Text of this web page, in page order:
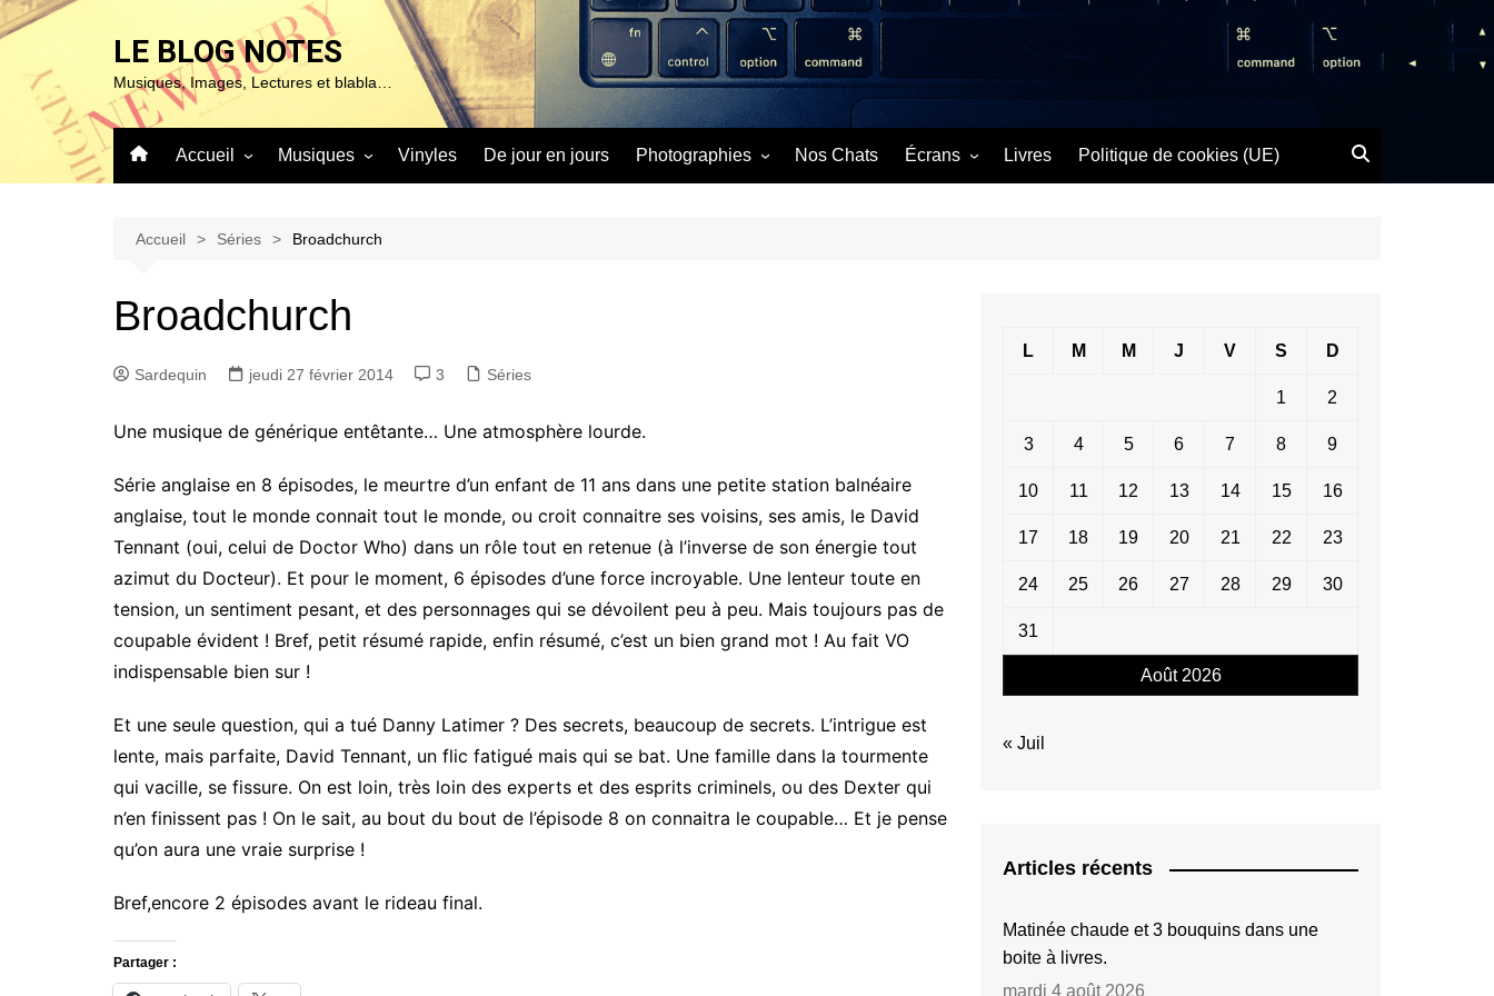
Aller
au
contenu
LE BLOG NOTES
Musiques, Images, Lectures et blabla…
Accueil
Mentions Légales
Musiques
Blues & Jazz
Classique
Pop – Rock & Folk
Roots (Reggae – World et
autres)
Vinyles De jour en jours Photographies Nos Chats Écrans Livres Politique de cookies (UE)
Accueil Séries Broadchurch
Broadchurch
Sardequin jeudi 27 février 2014 3 Séries
Une musique de générique entêtante… Une atmosphère lourde.
Série anglaise en 8 épisodes, le meurtre d’un enfant de 11 ans dans une petite station balnéaire
anglaise, tout le monde connait tout le monde, ou croit connaitre ses voisins, ses amis, le David
Tennant (oui, celui de Doctor Who) dans un rôle tout en retenue (à l’inverse de son énergie tout
azimut du Docteur). Et pour le moment, 6 épisodes d’une force incroyable. Une lenteur toute en
tension, un sentiment pesant, et des personnages qui se dévoilent peu à peu. Mais toujours pas de
coupable évident ! Bref, petit résumé rapide, enfin résumé, c’est un bien grand mot ! Au fait VO
indispensable bien sur !
Et une seule question, qui a tué Danny Latimer ? Des secrets, beaucoup de secrets. L’intrigue est
lente, mais parfaite, David Tennant, un flic fatigué mais qui se bat. Une famille dans la tourmente
qui vacille, se fissure. On est loin, très loin des experts et des esprits criminels, ou des Dexter qui
n’en finissent pas ! On le sait, au bout du bout de l’épisode 8 on connaitra le coupable… Et je pense
qu’on aura une vraie surprise !
Bref,encore 2 épisodes avant le rideau final.
Partager :
Août 2026
L M M J V S D
1 2
3 4 5 6 7 8 9
10 11 12 13 14 15 16
17 18 19 20 21 22 23
24 25 26 27 28 29 30
31
« Juil
Articles récents
Matinée chaude et 3 bouquins dans une
boite à livres.
mardi 4 août 2026